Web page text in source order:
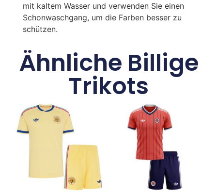
mit kaltem Wasser und verwenden Sie einen
Schonwaschgang, um die Farben besser zu
schützen.
Ähnliche Billige
Trikots